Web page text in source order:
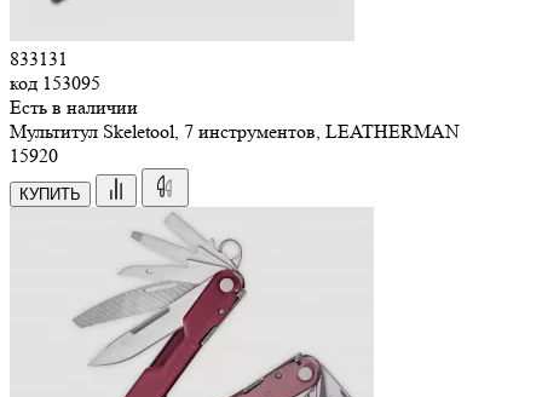
833131
код 153095
Есть в наличии
Мультитул Skeletool, 7 инструментов, LEATHERMAN
15920
КУПИТЬ